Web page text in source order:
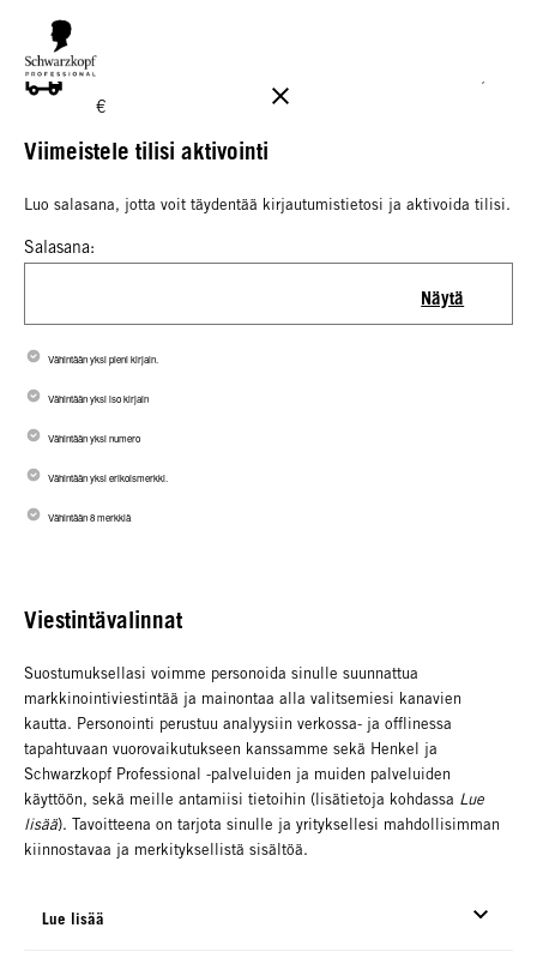
ILMAINEN TOIMITUS YLI 160 € TILAUKSIIN!
€
Viimeistele tilisi aktivointi
Luo salasana, jotta voit täydentää kirjautumistietosi ja aktivoida tilisi.
Salasana:
Näytä
Vähintään yksi pieni kirjain.
Vähintään yksi iso kirjain
Vähintään yksi numero
Vähintään yksi erikoismerkki.
Vähintään 8 merkkiä
Viestintävalinnat
Suostumuksellasi voimme personoida sinulle suunnattua
markkinointiviestintää ja mainontaa alla valitsemiesi kanavien
kautta. Personointi perustuu analyysiin verkossa- ja offlinessa
tapahtuvaan vuorovaikutukseen kanssamme sekä Henkel ja
Schwarzkopf Professional -palveluiden ja muiden palveluiden
käyttöön, sekä meille antamiisi tietoihin (lisätietoja kohdassa Lue
lisää). Tavoitteena on tarjota sinulle ja yrityksellesi mahdollisimman
kiinnostavaa ja merkityksellistä sisältöä.
Lue lisää